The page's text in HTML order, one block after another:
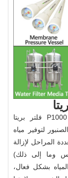
فلتر بريتا P1000 هو فلتر مياه مصمم للاستخدام في المنازل
لتوفير مياه
المراحل لإزالة
وما إلى ذلك)
بشكل فعال،